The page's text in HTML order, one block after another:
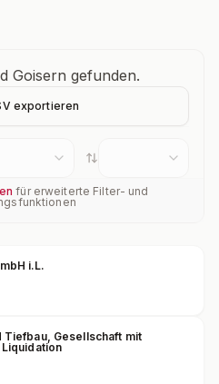
Goisern gefunden.
exportieren
für erweiterte Filter- und
i.L.
Tiefbau, Gesellschaft mit